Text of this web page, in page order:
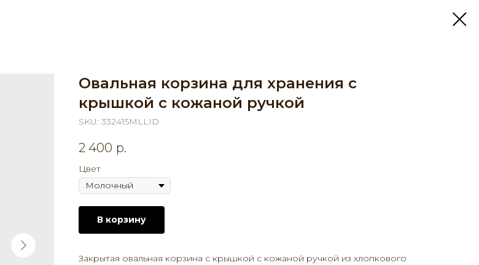
Овальная корзина для хранения с
крышкой с кожаной ручкой
SKU: 332415MLLID
2 400 р.
Цвет
В корзину
Закрытая овальная корзина с крышкой с кожаной ручкой из хлопкового